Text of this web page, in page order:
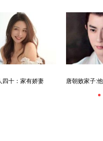
霸婿：家有这样的女婿是福是祸？